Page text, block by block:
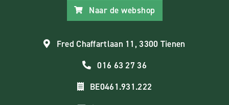
Naar de webshop
Fred Chaffartlaan 11, 3300 Tienen
016 63 27 36
BE0461.931.222